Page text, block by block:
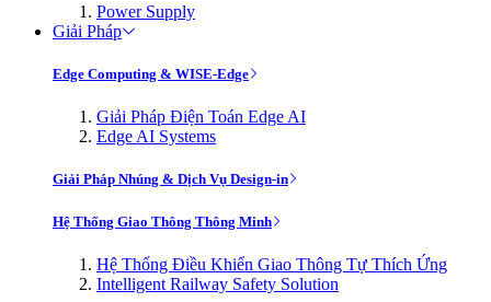
Power Supply
Giải Pháp
Edge Computing & WISE-Edge
Giải Pháp Điện Toán Edge AI
Edge AI Systems
Giải Pháp Nhúng & Dịch Vụ Design-in
Hệ Thống Giao Thông Thông Minh
Hệ Thống Điều Khiển Giao Thông Tự Thích Ứng
Intelligent Railway Safety Solution